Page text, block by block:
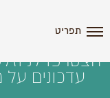
תפריט
הצטרפו
עדכונים על